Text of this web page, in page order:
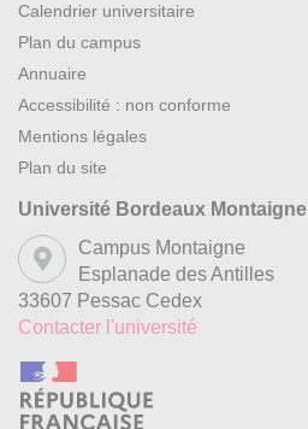
Calendrier universitaire
Plan du campus
Annuaire
Accessibilité : non conforme
Mentions légales
Plan du site
Université Bordeaux Montaigne
Campus Montaigne
Esplanade des Antilles
33607 Pessac Cedex
Contacter l'université